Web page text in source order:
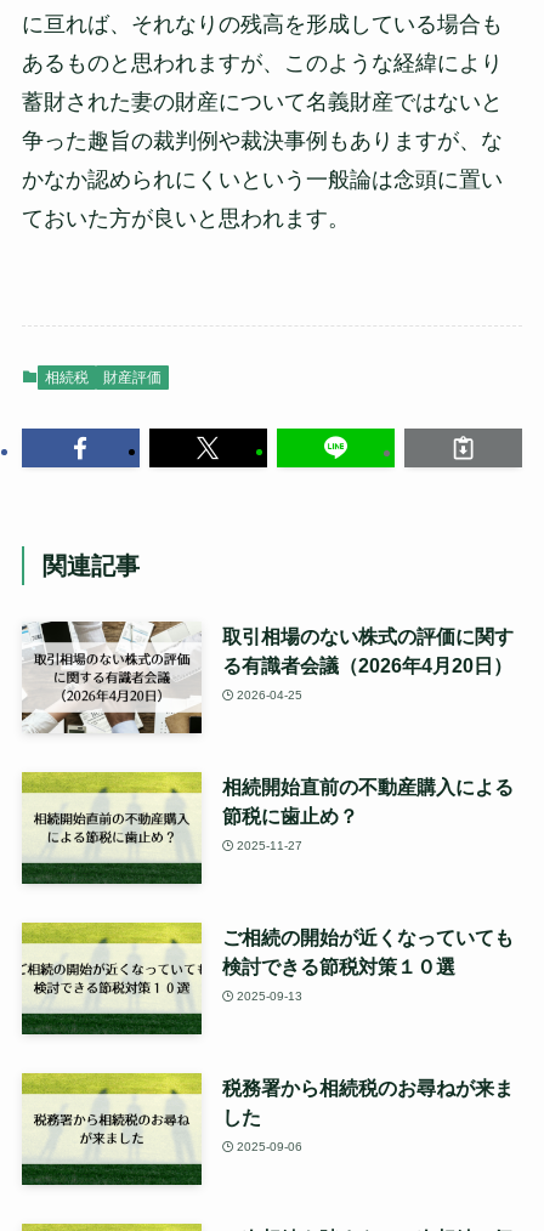
に亘れば、それなりの残高を形成している場合も
あるものと思われますが、このような経緯により
蓄財された妻の財産について名義財産ではないと
争った趣旨の裁判例や裁決事例もありますが、な
かなか認められにくいという一般論は念頭に置い
ておいた方が良いと思われます。
相続税 財産評価
関連記事
取引相場のない株式の評価に関す
る有識者会議（2026年4月20日）
2026-04-25
相続開始直前の不動産購入による
節税に歯止め？
2025-11-27
ご相続の開始が近くなっていても
検討できる節税対策１０選
2025-09-13
税務署から相続税のお尋ねが来ま
した
2025-09-06